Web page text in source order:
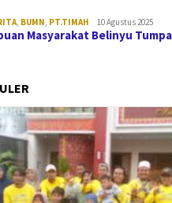
BUMN PT.TIMAH 10 Agustus 2025
Masyarakat Belinyu